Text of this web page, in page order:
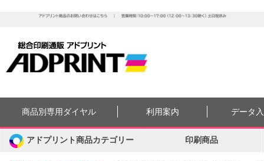
商品別専用ダイヤル 利用案内 データ
アドプリント商品カテゴリー 印刷商品